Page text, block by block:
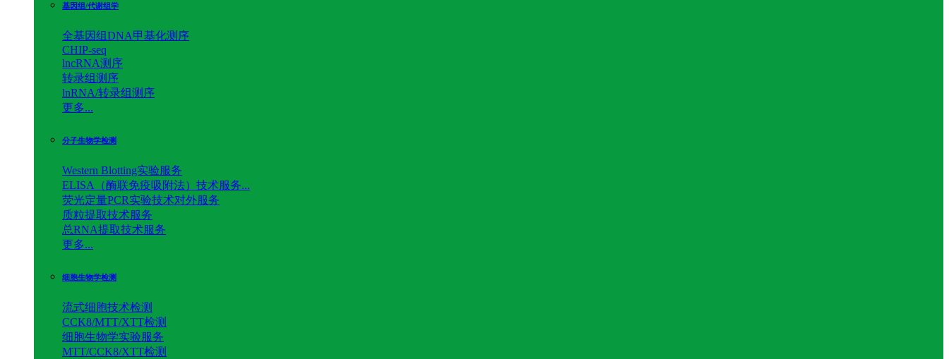
基因组/代谢组学
全基因组DNA甲基化测序
CHIP-seq
lncRNA测序
转录组测序
lnRNA/转录组测序
更多...
分子生物学检测
Western Blotting实验服务
ELISA（酶联免疫吸附法）技术服务...
荧光定量PCR实验技术对外服务
质粒提取技术服务
总RNA提取技术服务
更多...
细胞生物学检测
流式细胞技术检测
CCK8/MTT/XTT检测
细胞生物学实验服务
MTT/CCK8/XTT检测